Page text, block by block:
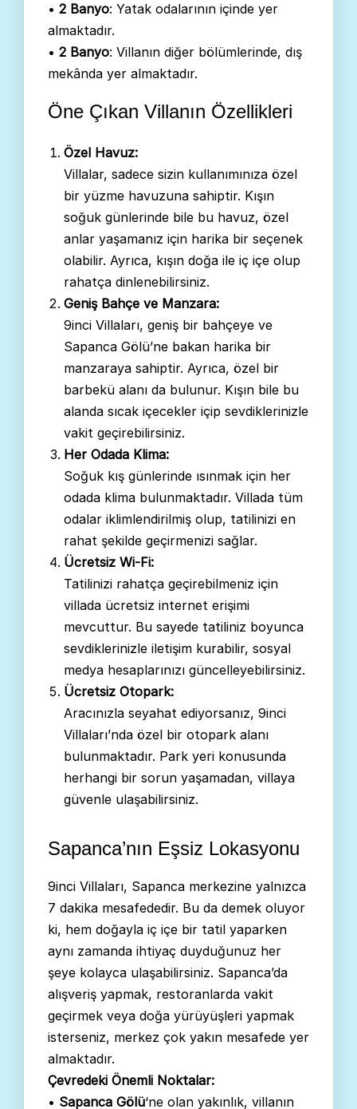
• 2 Banyo: Yatak odalarının içinde yer
almaktadır.
• 2 Banyo: Villanın diğer bölümlerinde, dış
mekânda yer almaktadır.
Öne Çıkan Villanın Özellikleri
Özel Havuz:
Villalar, sadece sizin kullanımınıza özel
bir yüzme havuzuna sahiptir. Kışın
soğuk günlerinde bile bu havuz, özel
anlar yaşamanız için harika bir seçenek
olabilir. Ayrıca, kışın doğa ile iç içe olup
rahatça dinlenebilirsiniz.
Geniş Bahçe ve Manzara:
9inci Villaları, geniş bir bahçeye ve
Sapanca Gölü’ne bakan harika bir
manzaraya sahiptir. Ayrıca, özel bir
barbekü alanı da bulunur. Kışın bile bu
alanda sıcak içecekler içip sevdiklerinizle
vakit geçirebilirsiniz.
Her Odada Klima:
Soğuk kış günlerinde ısınmak için her
odada klima bulunmaktadır. Villada tüm
odalar iklimlendirilmiş olup, tatilinizi en
rahat şekilde geçirmenizi sağlar.
Ücretsiz Wi-Fi:
Tatilinizi rahatça geçirebilmeniz için
villada ücretsiz internet erişimi
mevcuttur. Bu sayede tatiliniz boyunca
sevdiklerinizle iletişim kurabilir, sosyal
medya hesaplarınızı güncelleyebilirsiniz.
Ücretsiz Otopark:
Aracınızla seyahat ediyorsanız, 9inci
Villaları’nda özel bir otopark alanı
bulunmaktadır. Park yeri konusunda
herhangi bir sorun yaşamadan, villaya
güvenle ulaşabilirsiniz.
Sapanca’nın Eşsiz Lokasyonu
9inci Villaları, Sapanca merkezine yalnızca
7 dakika mesafededir. Bu da demek oluyor
ki, hem doğayla iç içe bir tatil yaparken
aynı zamanda ihtiyaç duyduğunuz her
şeye kolayca ulaşabilirsiniz. Sapanca’da
alışveriş yapmak, restoranlarda vakit
geçirmek veya doğa yürüyüşleri yapmak
isterseniz, merkez çok yakın mesafede yer
almaktadır.
Çevredeki Önemli Noktalar:
• Sapanca Gölü‘ne olan yakınlık, villanın